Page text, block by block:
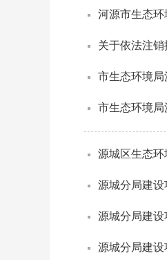
河源市生态环
关于依法注
市生态环境局
市生态环境局
源城区生态环
源城分局建设
源城分局建设
源城分局建设